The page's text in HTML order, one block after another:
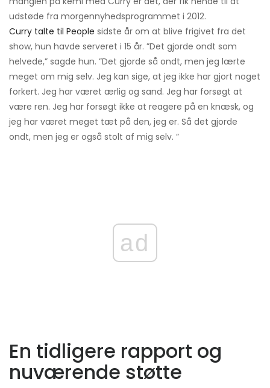
udstøde fra morgennyhedsprogrammet i 2012.
Curry talte til People sidste år om at blive frigivet fra det
show, hun havde serveret i 15 år. ”Det gjorde ondt som
helvede,” sagde hun. ”Det gjorde så ondt, men jeg lærte
meget om mig selv. Jeg kan sige, at jeg ikke har gjort noget
forkert. Jeg har været ærlig og sand. Jeg har forsøgt at
være ren. Jeg har forsøgt ikke at reagere på en knæsk, og
jeg har været meget tæt på den, jeg er. Så det gjorde
ondt, men jeg er også stolt af mig selv. ”
ad
En tidligere rapport og
nuværende støtte